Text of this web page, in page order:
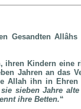
Gesandten
ihren Kindern
Jahren an das
Allah ihn in
sieben Jahre
ihre Betten.“